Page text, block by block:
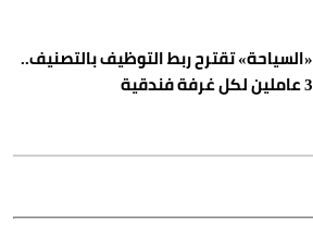
«السياحة» تقترح ربط التوظيف بالتصنيف..
3 عاملين لكل غرفة فندقية